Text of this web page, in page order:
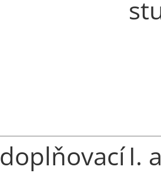
doplňovacíI.